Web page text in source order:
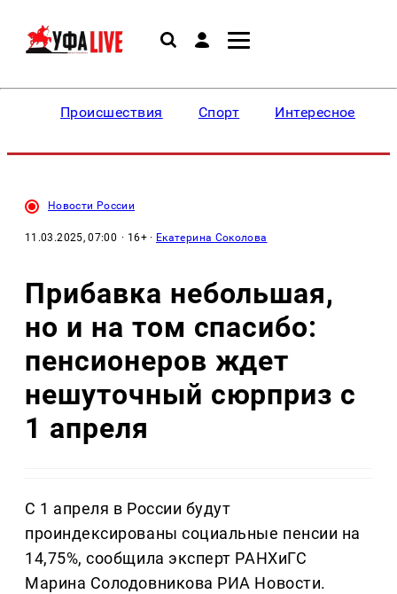
Происшествия Спорт Интересное
Новости России
11.03.2025, 07:00 · 16+ · Екатерина Соколова
Прибавка небольшая,
но и на том спасибо:
пенсионеров ждет
нешуточный сюрприз с
1 апреля
С 1 апреля в России будут
проиндексированы социальные пенсии на
14,75%, сообщила эксперт РАНХиГС
Марина Солодовникова РИА Новости.